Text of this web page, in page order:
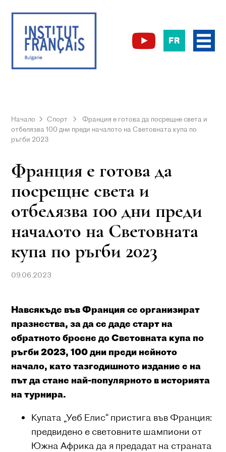
FR
Начало Спорт
Франция е готова да посрещне света и
отбелязва 100 дни преди началото на Световната купа по
ръгби 2023
Франция е готова да
посрещне света и
отбелязва 100 дни преди
началото на Световната
купа по ръгби 2023
09.06.2023
Навсякъде във Франция се организират
празнества, за да се даде старт на
обратното броене до Световната купа по
ръгби 2023, 100 дни преди нейното
начало, като тазгодишното издание е на
път да стане най-популярното в историята
на турнира.
Купата „Уеб Елис“ пристига във Франция:
предвидено е световните шампиони от
Южна Африка да я предадат на страната